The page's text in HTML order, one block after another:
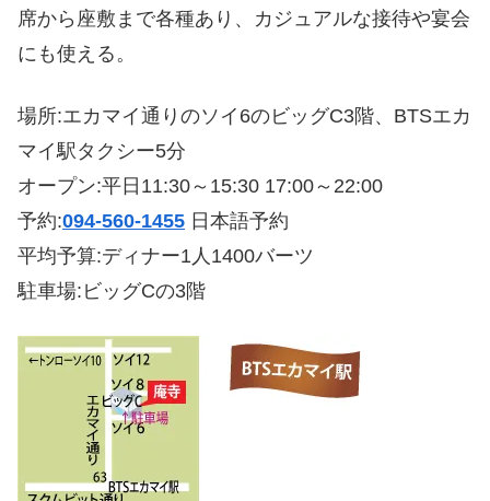
席から座敷まで各種あり、カジュアルな接待や宴会
にも使える。
場所:エカマイ通りのソイ6のビッグC3階、BTSエカ
マイ駅タクシー5分
オープン:平日11:30～15:30 17:00～22:00
予約:094-560-1455 日本語予約
平均予算:ディナー1人1400バーツ
駐車場:ビッグCの3階